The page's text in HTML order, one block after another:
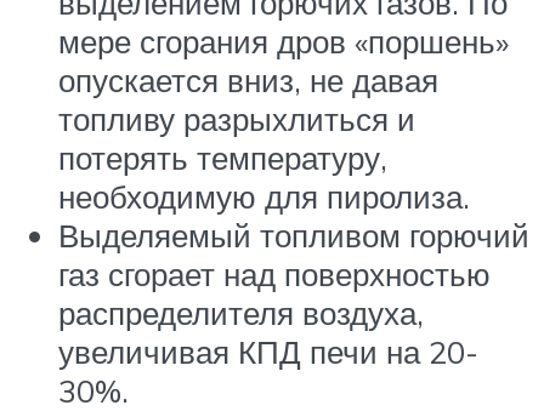
мере сгорания дров «поршень»
опускается вниз, не давая
топливу разрыхлиться и
потерять температуру,
необходимую для пиролиза.
Выделяемый топливом горючий
газ сгорает над поверхностью
распределителя воздуха,
увеличивая КПД печи на 20-
30%.